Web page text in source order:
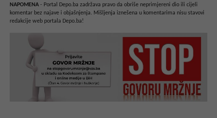
NAPOMENA - Portal Depo.ba zadržava pravo da obriše neprimjereni dio ili cijeli
komentar bez najave i objašnjenja. Mišljenja iznešena u komentarima nisu stavovi
redakcije web portala Depo.ba!